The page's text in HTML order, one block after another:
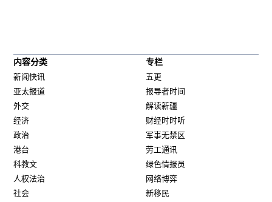
内容分类
新闻快讯
亚太报道
外交
经济
政治
港台
科教文
人权法治
社会
专栏
五更
报导者时间
解读新疆
财经时时听
军事无禁区
劳工通讯
绿色情报员
网络博弈
新移民